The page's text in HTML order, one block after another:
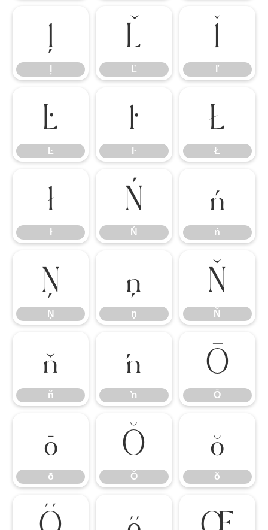
ļ Ľ
Ľ ľľ
Ŀ
Ŀ ŀ
ŀ Ł
Ł
ł
ł Ń
Ń ń
ń
Ņ
Ņ ņ
ņ Ň
Ň
ň
ň ŉ
ŉ Ō
Ō
ō
ō Ŏ
Ŏ ŏ
ŏ